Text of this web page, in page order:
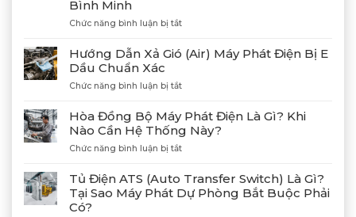
Phát
MGS2300R
Cảng
Bình Minh
Chức năng bình luận bị tắtở
Gỡ
Và
Nối
Tác
Cùng
Tân
Giám
Mitsubishi
Heavy
Industries
Hướng Dẫn Xả Gió (Air) Máy Phát Điện Bị E
Dầu Chuẩn Xác
Chức năng bình luận bị tắtở
Dẫn
Xả
Gió
(Air)
Phát
Điện
Bị
Hòa Đồng Bộ Máy Phát Điện Là Gì? Khi
Nào Cần Hệ Thống Này?
Chức năng bình luận bị tắtở
Đồng
Bộ
Máy
Tủ Điện ATS (Auto Transfer Switch) Là Gì?
Tại Sao Máy Phát Dự Phòng Bắt Buộc Phải
Có?